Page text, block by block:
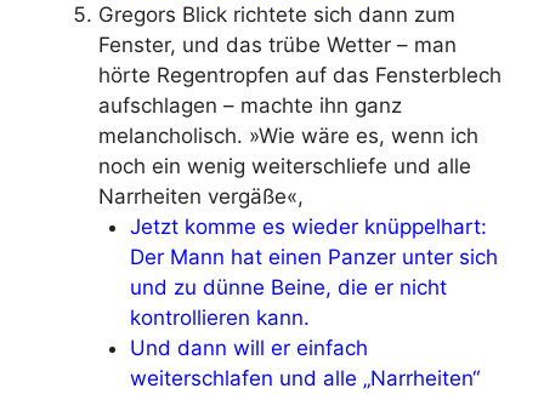
Gregors Blick richtete sich dann zum
Fenster, und das trübe Wetter – man
hörte Regentropfen auf das Fensterblech
aufschlagen – machte ihn ganz
melancholisch. »Wie wäre es, wenn ich
noch ein wenig weiterschliefe und alle
Narrheiten vergäße«,
Jetzt komme es wieder knüppelhart:
Der Mann hat einen Panzer unter sich
und zu dünne Beine, die er nicht
kontrollieren kann.
Und dann will er einfach
weiterschlafen und alle „Narrheiten“